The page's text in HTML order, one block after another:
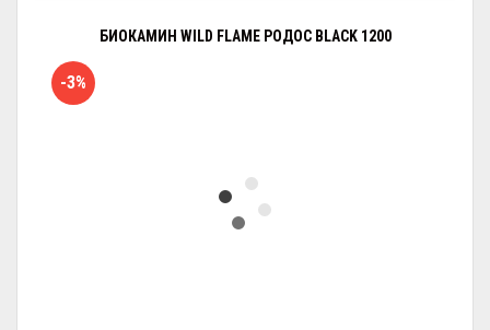
БИОКАМИН WILD FLAME РОДОС BLACK 1200
-3%